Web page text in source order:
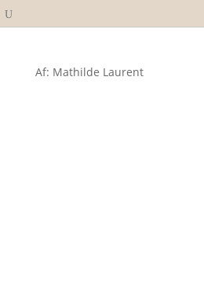
Af: Mathilde Laurent